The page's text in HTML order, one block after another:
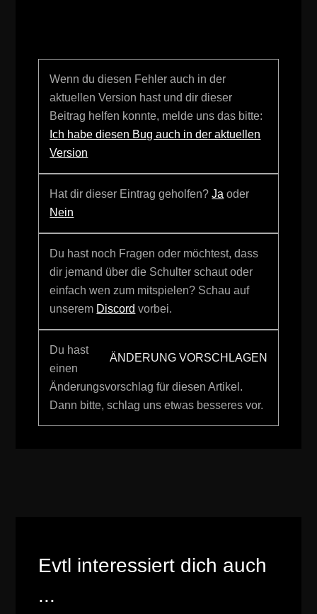
Wenn du diesen Fehler auch in der
aktuellen Version hast und dir dieser
Beitrag helfen konnte, melde uns das bitte:
Ich habe diesen Bug auch in der aktuellen
Version
Hat dir dieser Eintrag geholfen?Ja oder
Nein
Du hast noch Fragen oder möchtest, dass
dir jemand über die Schulter schaut oder
einfach wen zum mitspielen? Schau auf
unserem Discord vorbei.
ÄNDERUNG VORSCHLAGEN
Du hast
einen
Änderungsvorschlag für diesen Artikel.
Dann bitte, schlag uns etwas besseres vor.
Evtl interessiert dich auch
...